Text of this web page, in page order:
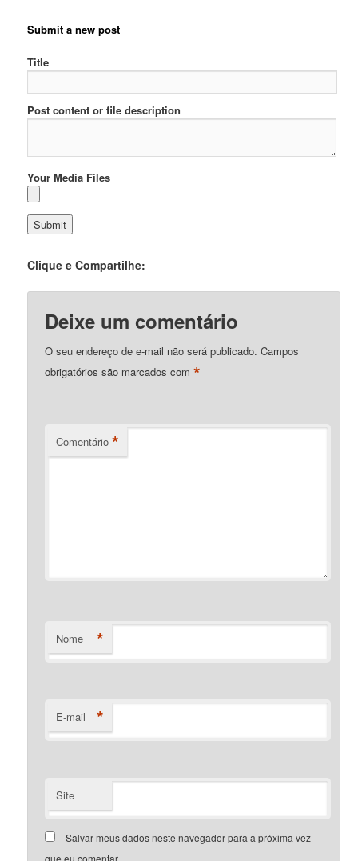
Submit a new post
Title
Post content or file description
Your Media Files
Clique e Compartilhe:
Deixe um comentário
O seu endereço de e-mail não será publicado. Campos
obrigatórios são marcados com*
Comentário *
Nome *
E-mail *
Site
Salvar meus dados neste navegador para a próxima vez
que eu comentar.